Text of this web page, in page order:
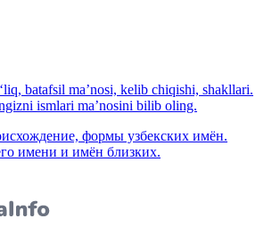
batafsil ma’nosi, kelib chiqishi, shakllari.
ismlari ma’nosini bilib oling.
формы узбекских имён.
имени и имён близких.